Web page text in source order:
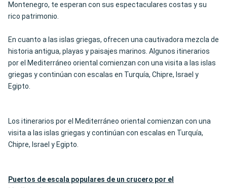
Montenegro, te esperan con sus espectaculares costas y su
rico patrimonio.
En cuanto a las islas griegas, ofrecen una cautivadora mezcla de
historia antigua, playas y paisajes marinos. Algunos itinerarios
por el Mediterráneo oriental comienzan con una visita a las islas
griegas y continúan con escalas en Turquía, Chipre, Israel y
Egipto.
Los itinerarios por el Mediterráneo oriental comienzan con una
visita a las islas griegas y continúan con escalas en Turquía,
Chipre, Israel y Egipto.
Puertos de escala populares de un crucero por el